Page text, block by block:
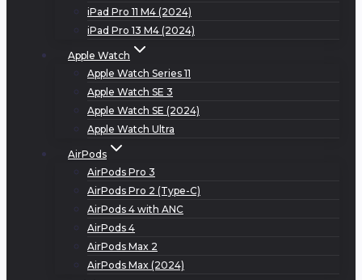
iPad Pro 11 M4 (2024)
iPad Pro 13 M4 (2024)
Apple Watch
Apple Watch Series 11
Apple Watch SE 3
Apple Watch SE (2024)
Apple Watch Ultra
AirPods
AirPods Pro 3
AirPods Pro 2 (Type-C)
AirPods 4 with ANC
AirPods 4
AirPods Max 2
AirPods Max (2024)